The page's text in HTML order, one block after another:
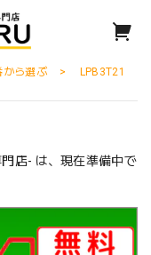
から選ぶ LPB3T21
店- は、現在準備中で